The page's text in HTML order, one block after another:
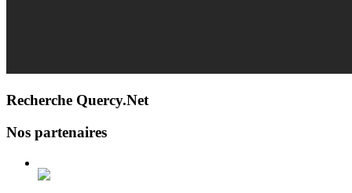
Recherche Quercy.Net
Nos partenaires